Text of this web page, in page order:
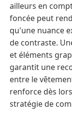
ailleurs en
foncée peut
qu'une nuance
de contraste.
et éléments
garantit une
entre le
renforce dès
stratégie de